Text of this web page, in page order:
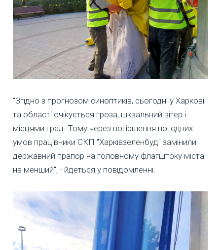
"Згідно з прогнозом синоптиків, сьогодні у Харкові
та області очікується гроза, шквальний вітер і
місцями град. Тому через погіршення погодних
умов працівники СКП "Харківзеленбуд" замінили
державний прапор на головному флагштоку міста
на менший", - йдеться у повідомленні.